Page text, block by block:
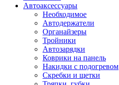
Автоаксессуары
Необходимое
Автодержатели
Органайзеры
Тройники
Автозарядки
Коврики на панель
Накидки с подогревом
Скребки и щетки